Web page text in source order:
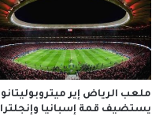
ملعب الرياض إير ميتروبوليتانو
يستضيف قمة إسبانيا وإنجلترا